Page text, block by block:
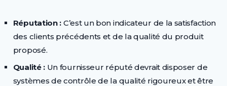
Réputation : C’est un bon indicateur de la satisfaction
des clients précédents et de la qualité du produit
proposé.
Qualité : Un fournisseur réputé devrait disposer de
systèmes de contrôle de la qualité rigoureux et être